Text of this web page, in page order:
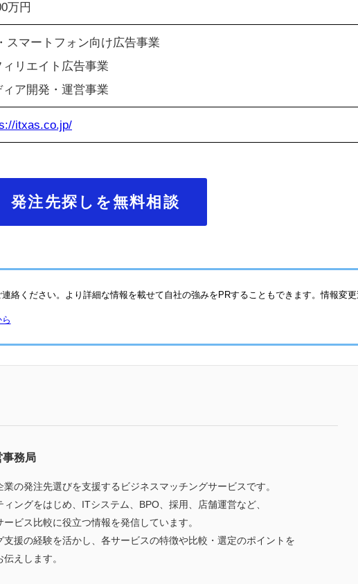
万円
スマートフォン向け広告事業
ィリエイト広告事業
ィア開発・運営事業
itxas.co.jp/
発注先探しを無料相談
絡ください。より詳細な情報を載せて自社の強みをPRすることもできます。情報変更
事務局
業の発注先選びを支援するビジネスマッチングサービスです。
ィングをはじめ、ITシステム、BPO、採用、店舗運営など、
ビス比較に役立つ情報を発信しています。
支援の経験を活かし、各サービスの特徴や比較・選定のポイントを
えします。